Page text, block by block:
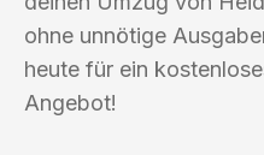
ohne unnötige
heute für ein
Angebot!